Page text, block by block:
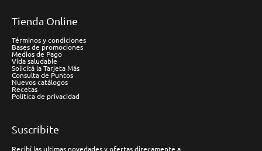
Tienda Online
Términos y condiciones
Bases de promociones
Medios de Pago
Vida saludable
Solicitá la Tarjeta Más
Consulta de Puntos
Nuevos catálogos
Recetas
Política de privacidad
Suscríbite
Recibí las ultimas novedades y ofertas direcamente a